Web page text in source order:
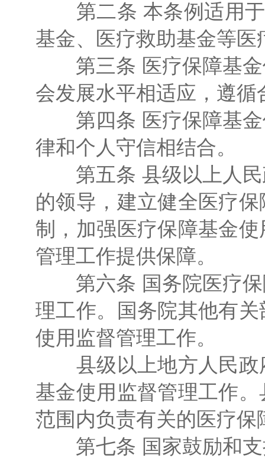
第二条 本条例适用于
基金、医疗救助基金等
第三条 医疗保障基金
会发展水平相适应，遵
第四条 医疗保障基金
律和个人守信相结合。
第五条 县级以上人民
的领导，建立健全医疗
制，加强医疗保障基金
管理工作提供保障。
第六条 国务院医疗保
理工作。国务院其他有
使用监督管理工作。
县级以上地方人民政
基金使用监督管理工作
范围内负责有关的医疗
第七条 国家鼓励和支